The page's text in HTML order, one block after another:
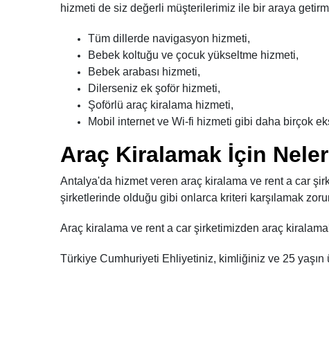
hizmeti de siz değerli müşterilerimiz ile bir araya
Tüm dillerde navigasyon hizmeti,
Bebek koltuğu ve çocuk yükseltme hizmeti,
Bebek arabası hizmeti,
Dilerseniz ek şoför hizmeti,
Şoförlü araç kiralama hizmeti,
Mobil internet ve Wi-fi hizmeti gibi daha birçok
Araç Kiralamak İçin
Antalya'da hizmet veren araç kiralama ve rent a car
şirketlerinde olduğu gibi onlarca kriteri karşılamak
Araç kiralama ve rent a car şirketimizden araç
Türkiye Cumhuriyeti Ehliyetiniz, kimliğiniz ve 25 yaşın